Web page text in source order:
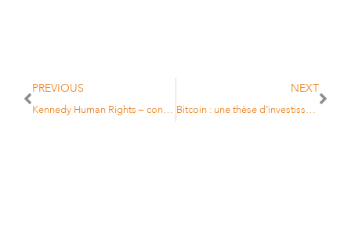
PREVIOUS
Kennedy Human Rights – conversation avec Philippe Bolopion
NEXT
Bitcoin : une thèse d’investissement publiée par La Jaune & La Rouge